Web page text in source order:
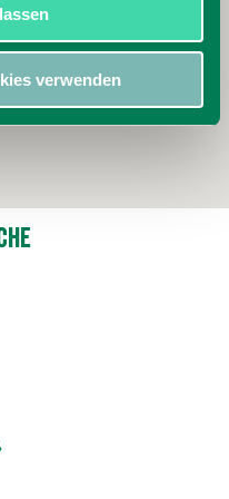
verwenden